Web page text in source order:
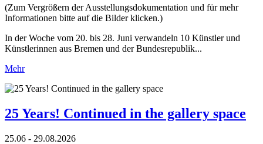
(Zum Vergrößern der Ausstellungsdokumentation und für mehr
Informationen bitte auf die Bilder klicken.)
In der Woche vom 20. bis 28. Juni verwandeln 10 Künstler und
Künstlerinnen aus Bremen und der Bundesrepublik...
Mehr
25 Years! Continued in the gallery space
25.06 - 29.08.2026